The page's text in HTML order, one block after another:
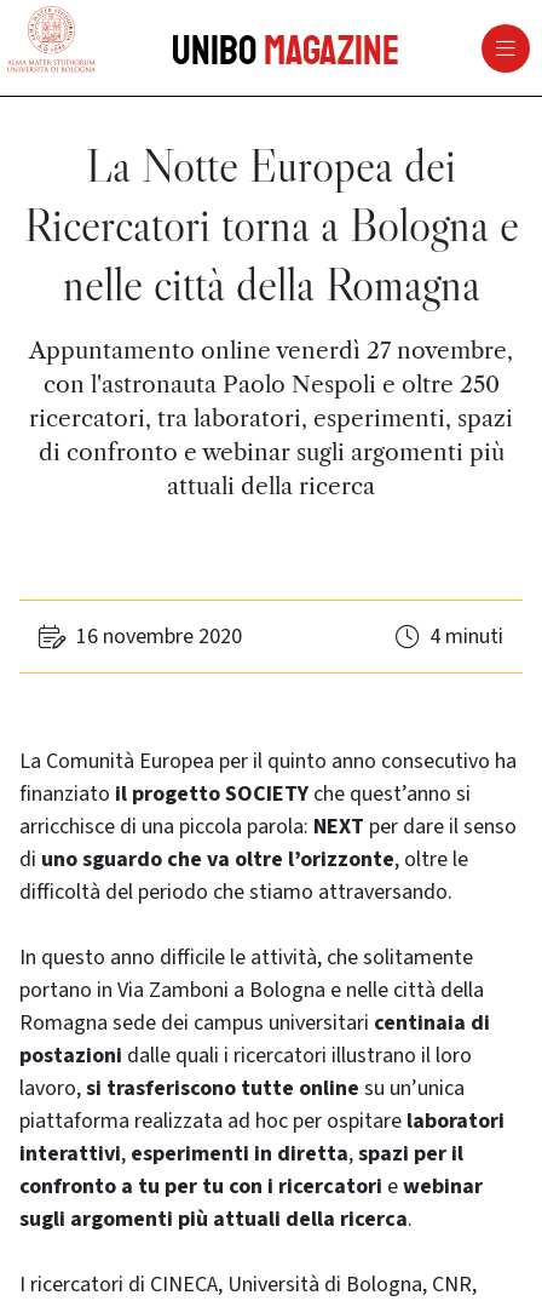
vai al contenuto della pagina
UniboMagazine
La Notte Europea dei
Ricercatori torna a Bologna e
nelle città della Romagna
Appuntamento online venerdì 27 novembre,
con l'astronauta Paolo Nespoli e oltre 250
ricercatori, tra laboratori, esperimenti, spazi
di confronto e webinar sugli argomenti più
attuali della ricerca
16 novembre 2020 4 minuti
La Comunità Europea per il quinto anno consecutivo ha
finanziato il progetto SOCIETY che quest’anno si
arricchisce di una piccola parola: NEXT per dare il senso
di uno sguardo che va oltre l’orizzonte, oltre le
difficoltà del periodo che stiamo attraversando.
In questo anno difficile le attività, che solitamente
portano in Via Zamboni a Bologna e nelle città della
Romagna sede dei campus universitari centinaia di
postazioni dalle quali i ricercatori illustrano il loro
lavoro,si trasferiscono tutte online su un’unica
piattaforma realizzata ad hoc per ospitare laboratori
interattivi, esperimenti in diretta,spazi per il
confronto a tu per tu con i ricercatori ewebinar
sugli argomenti più attuali della ricerca.
I ricercatori di CINECA, Università di Bologna, CNR,